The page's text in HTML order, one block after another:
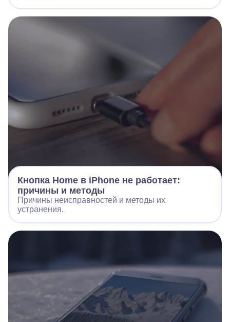
Кнопка Home в iPhone не работает:
причины и методы
Причины неисправностей и методы их
устранения.